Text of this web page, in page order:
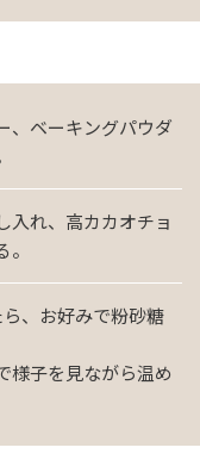
、ベーキングパウダ
れ、高カカオチョ
、お好みで粉砂糖
様子を見ながら温め